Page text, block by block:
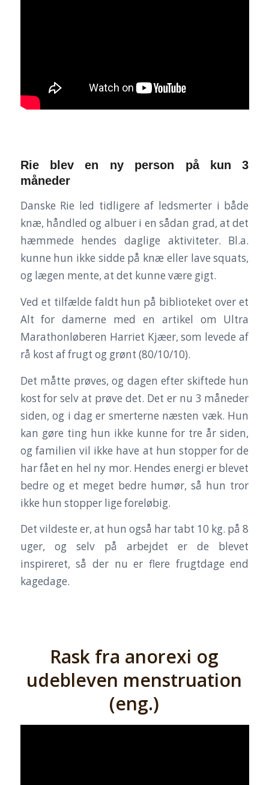
Rie blev en ny person på kun 3
måneder
Danske Rie led tidligere af ledsmerter i både
knæ, håndled og albuer i en sådan grad, at det
hæmmede hendes daglige aktiviteter. Bl.a.
kunne hun ikke sidde på knæ eller lave squats,
og lægen mente, at det kunne være gigt.
Ved et tilfælde faldt hun på biblioteket over et
Alt for damerne med en artikel om Ultra
Marathonløberen Harriet Kjæer, som levede af
rå kost af frugt og grønt (80/10/10).
Det måtte prøves, og dagen efter skiftede hun
kost for selv at prøve det. Det er nu 3 måneder
siden, og i dag er smerterne næsten væk. Hun
kan gøre ting hun ikke kunne for tre år siden,
og familien vil ikke have at hun stopper for de
har fået en hel ny mor. Hendes energi er blevet
bedre og et meget bedre humør, så hun tror
ikke hun stopper lige foreløbig.
Det vildeste er, at hun også har tabt 10 kg. på 8
uger, og selv på arbejdet er de blevet
inspireret, så der nu er flere frugtdage end
kagedage.
Rask fra anorexi og
udebleven menstruation
(eng.)